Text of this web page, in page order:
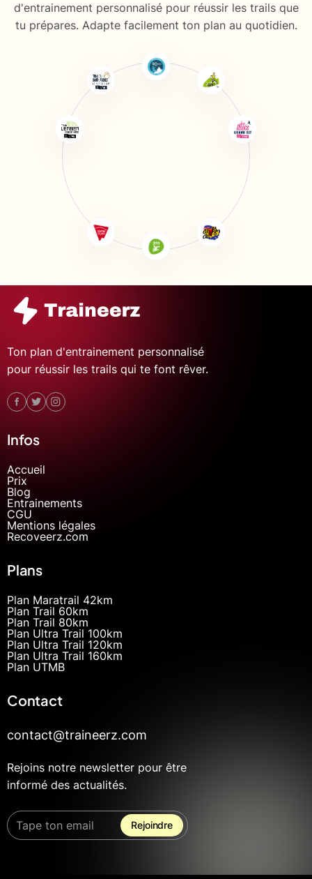
d'entrainement personnalisé pour réussir les trails que
tu prépares. Adapte facilement ton plan au quotidien.
Ton plan d'entrainement personnalisé
pour réussir les trails qui te font rêver.
Infos
Accueil
Prix
Blog
Entrainements
CGU
Mentions légales
Recoveerz.com
Plans
Plan Maratrail 42km
Plan Trail 60km
Plan Trail 80km
Plan Ultra Trail 100km
Plan Ultra Trail 120km
Plan Ultra Trail 160km
Plan UTMB
Contact
contact@traineerz.com
Rejoins notre newsletter pour être
informé des actualités.